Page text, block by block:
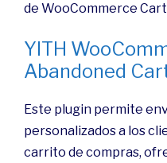
de WooCommerce
YITH
Abandoned
Este plugin permite
personalizados a los
carrito de compras,